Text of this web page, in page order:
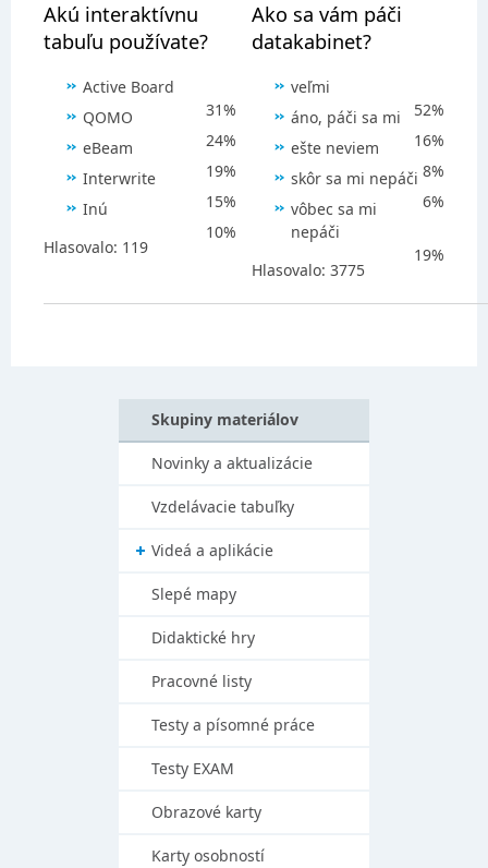
Akú interaktívnu
tabuľu používate?
Active Board
31%
QOMO
24%
eBeam
19%
Interwrite
15%
Inú
10%
Hlasovalo: 119
Ako sa vám páči
datakabinet?
veľmi
52%
áno, páči sa mi
16%
ešte neviem
8%
skôr sa mi nepáči
6%
vôbec sa mi
nepáči
19%
Hlasovalo: 3775
Skupiny materiálov
Novinky a aktualizácie
Vzdelávacie tabuľky
Videá a aplikácie
Slepé mapy
Didaktické hry
Pracovné listy
Testy a písomné práce
Testy EXAM
Obrazové karty
Karty osobností